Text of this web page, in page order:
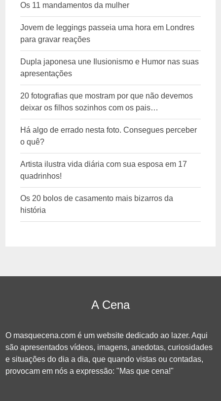
Os 11 mandamentos da mulher
Jovem de leggings passeia uma hora em Londres
para gravar reações
Dupla japonesa une Ilusionismo e Humor nas suas
apresentações
20 fotografias que mostram por que não devemos
deixar os filhos sozinhos com os pais…
Há algo de errado nesta foto. Consegues perceber
o quê?
Artista ilustra vida diária com sua esposa em 17
quadrinhos!
Os 20 bolos de casamento mais bizarros da
história
A Cena
O masquecena.com é um website dedicado ao lazer. Aqui
são apresentados vídeos, imagens, anedotas, curiosidades
e situações do dia a dia, que quando vistas ou contadas,
provocam em nós a expressão: "Mas que cena!"